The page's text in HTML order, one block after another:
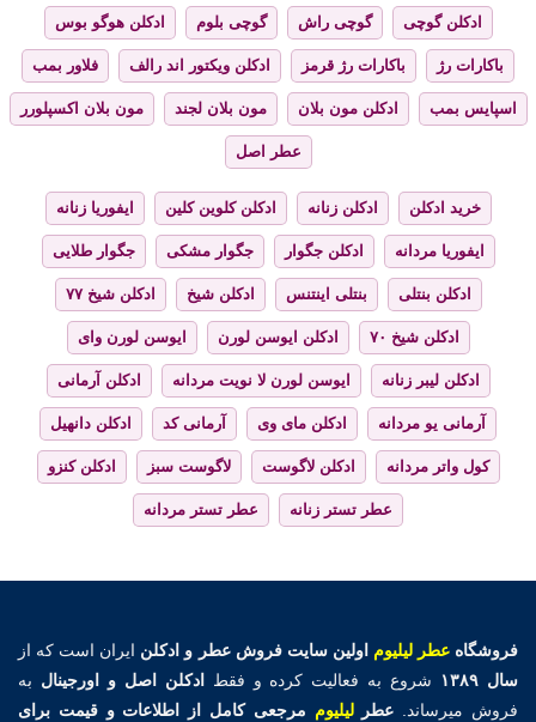
ادکلن گوچی گوچی راش گوچی بلوم ادکلن هوگو بوس
باکارات رژ باکارات رژ قرمز ادکلن ویکتور اند رالف فلاور بمب
اسپایس بمب ادکلن مون بلان مون بلان لجند مون بلان اکسپلورر
عطر اصل
خرید ادکلن ادکلن زنانه ادکلن کلوین کلین ایفوریا زنانه
ایفوریا مردانه ادکلن جگوار جگوار مشکی جگوار طلایی
ادکلن بنتلی بنتلی اینتنس ادکلن شیخ ادکلن شیخ ۷۷
ادکلن شیخ ۷۰ ادکلن ایوسن لورن ایوسن لورن وای
ادکلن لیبر زنانه ایوسن لورن لا نویت مردانه ادکلن آرمانی
آرمانی یو مردانه ادکلن مای وی آرمانی کد ادکلن دانهیل
کول واتر مردانه ادکلن لاگوست لاگوست سبز ادکلن کنزو
عطر تستر زنانه عطر تستر مردانه
فروشگاهعطر لیلیوم اولین سایت فروش عطر و ادکلن ایران است که از
سال ۱۳۸۹
شروع به فعالیت کرده و فقط ادکلن اصل و اورجینال به
فروش میرساند. عطرلیلیوم مرجعی کامل از اطلاعات و قیمت برای